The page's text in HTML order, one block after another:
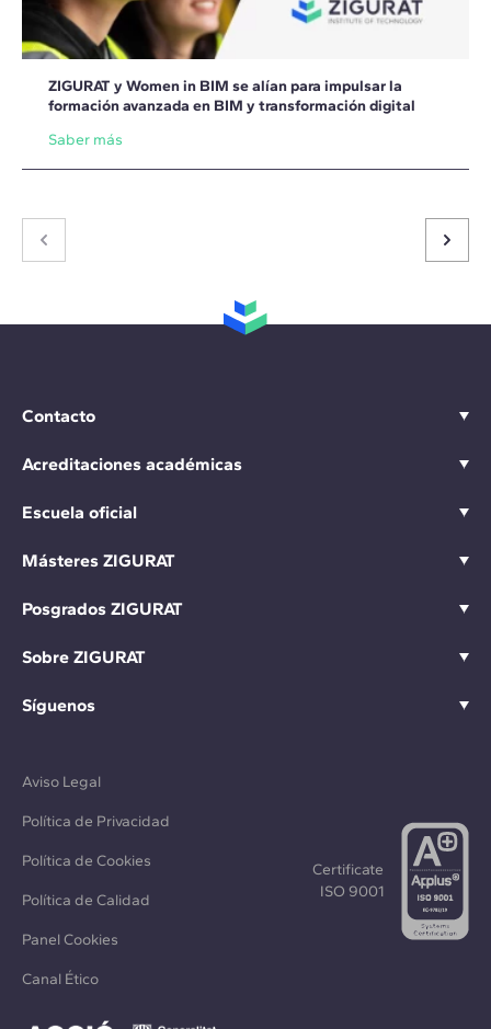
ZIGURAT y Women in BIM se alían para impulsar la
formación avanzada en BIM y transformación digital
Saber más
Contacto
Acreditaciones académicas
Escuela oficial
Másteres ZIGURAT
Posgrados ZIGURAT
Sobre ZIGURAT
Síguenos
Aviso Legal
Política de Privacidad
Política de Cookies
Política de Calidad
Panel Cookies
Canal Ético
Certificate
ISO 9001